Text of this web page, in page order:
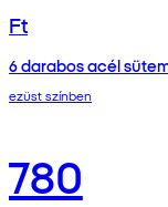
Ft
6 darabos acél
ezüst színben
780